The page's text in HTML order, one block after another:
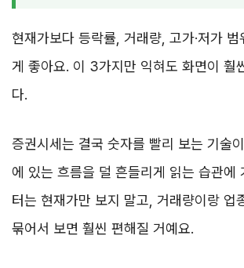
현재가보다 등락률, 거래량, 고가·저가
게 좋아요. 이 3가지만 익혀도 화면이 훨
다.
증권시세는 결국 숫자를 빨리 보는 기술
에 있는 흐름을 덜 흔들리게 읽는 습관에
터는 현재가만 보지 말고, 거래량이랑 업
묶어서 보면 훨씬 편해질 거예요.